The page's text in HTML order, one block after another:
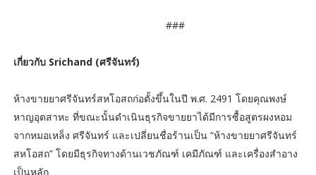
###
เกี่ยวกับ Srichand (ศรีจันทร์)
ห้างขายยาศรีจันทร์สหโอสถก่อตั้งขึ้นในปี พ.ศ. 2491 โดยคุณพงษ์
หาญอุตสาหะ ที่ขณะนั้นดำเนินธุรกิจขายยาได้มีการซื้อสูตรผงหอม
จากหมอเหล็ง ศรีจันทร์ และเปลี่ยนชื่อร้านเป็น “ห้างขายยาศรีจันทร์
สหโอสถ” โดยมีธุรกิจทางด้านเวชภัณฑ์ เคมีภัณฑ์ และเครื่องสำอาง
เป็นหลัก